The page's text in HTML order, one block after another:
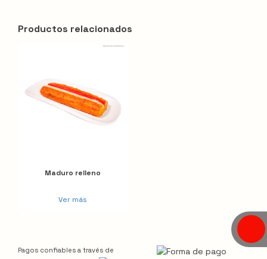
Productos relacionados
Maduro relleno
Ver más
Pagos confiables a través de